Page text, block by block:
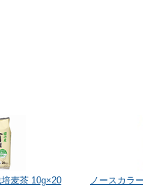
麦茶 10g×20